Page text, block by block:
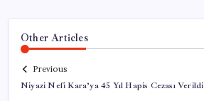
Other Articles
Previous
Niyazi Nefi Kara’ya 45 Yıl Hapis Cezası Verildi